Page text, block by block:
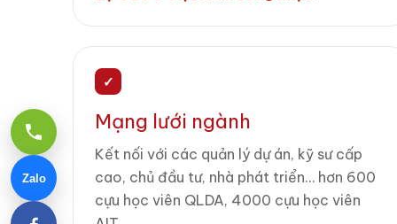
✓
Mạng lưới ngành
Kết nối với các quản lý dự án, kỹ sư cấp
cao, chủ đầu tư, nhà phát triển… hơn 600
cựu học viên QLDA, 4000 cựu học viên
Zalo